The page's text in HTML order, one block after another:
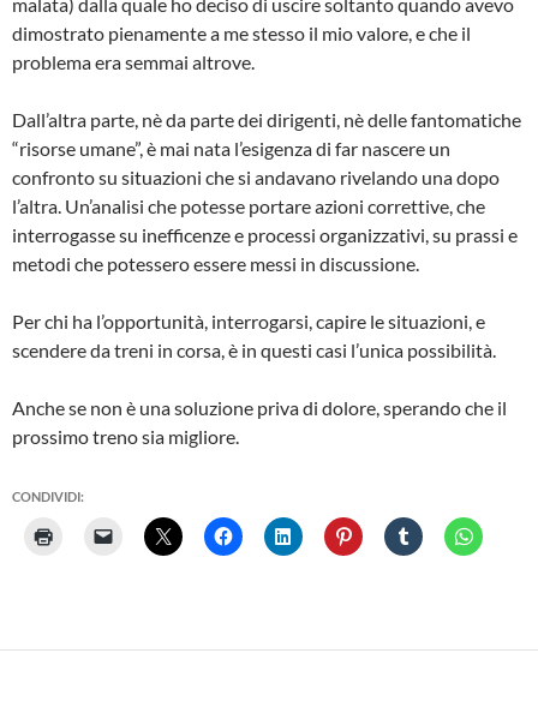
dimostrato pienamente a me stesso il mio valore, e che il
problema era semmai altrove.
Dall’altra parte, nè da parte dei dirigenti, nè delle fantomatiche
“risorse umane”, è mai nata l’esigenza di far nascere un
confronto su situazioni che si andavano rivelando una dopo
l’altra. Un’analisi che potesse portare azioni correttive, che
interrogasse su inefficenze e processi organizzativi, su prassi e
metodi che potessero essere messi in discussione.
Per chi ha l’opportunità, interrogarsi, capire le situazioni, e
scendere da treni in corsa, è in questi casi l’unica possibilità.
Anche se non è una soluzione priva di dolore, sperando che il
prossimo treno sia migliore.
CONDIVIDI: